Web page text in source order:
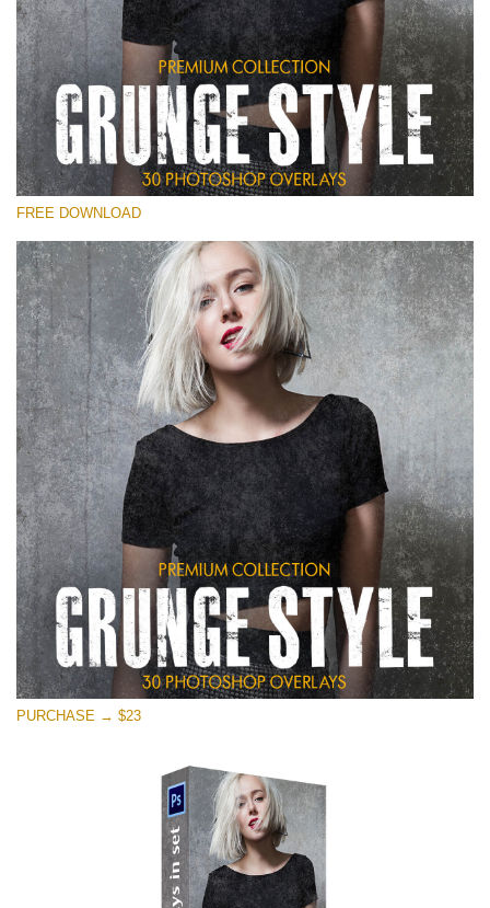
Por favor selecione
Free Photoshop Overlay
Small 800*533px
Grunge Style
(30 Overlays)
Entire Collection
(1783 Overlays)
Large 6000*4000px
Download Grátis
FREE DOWNLOAD
PURCHASE → $23